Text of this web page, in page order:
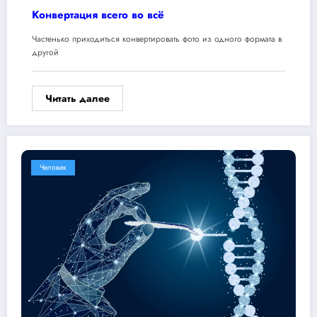
Конвертация всего во всё
Частенько приходиться конвертировать фото из одного формата в
другой
Читать далее
Человек